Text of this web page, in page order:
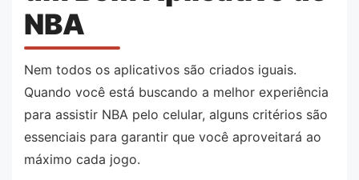
NBA
Nem todos os aplicativos são criados iguais.
Quando você está buscando a melhor experiência
para assistir NBA pelo celular, alguns critérios são
essenciais para garantir que você aproveitará ao
máximo cada jogo.